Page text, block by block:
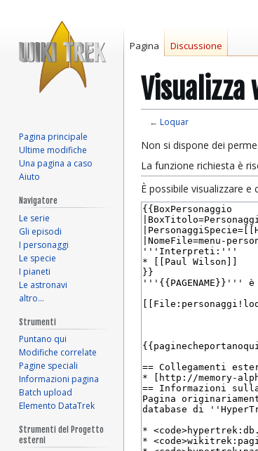
← Loquar
Vai
alla
navigazione
Vai
alla
ricerca
Non si dispone dei
La funzione richiesta è
È possibile visualizzare
Pagina Discussione
Pagina principale
Ultime modifiche
Una pagina a caso
Aiuto
Navigatore
Le serie
Gli episodi
I personaggi
Le specie
I pianeti
Le astronavi
altro…
Strumenti
Puntano qui
Modifiche correlate
Pagine speciali
Informazioni pagina
Batch upload
Elemento DataTrek
Strumenti del Progetto
esterni